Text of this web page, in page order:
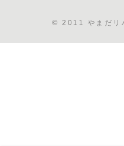
© 2011 やまだリ